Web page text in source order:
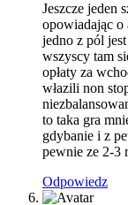
Jeszcze jeden
opowiadając o
jedno z pól
wszyscy tam
opłaty za
włazili non
to taka gra
gdybanie i z
pewnie ze 2-3
Odpowiedz